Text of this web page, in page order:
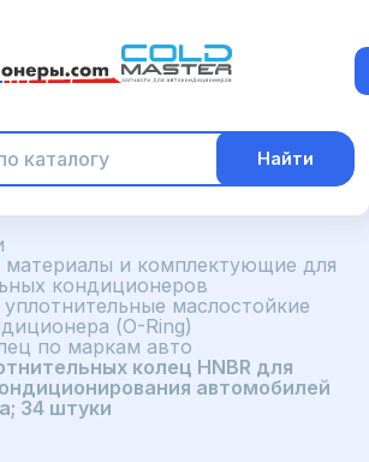
Найти
материалы и комплектующие для
кондиционеров
маслостойкие
(O-Ring)
по маркам авто
колец HNBR для
автомобилей
34 штуки